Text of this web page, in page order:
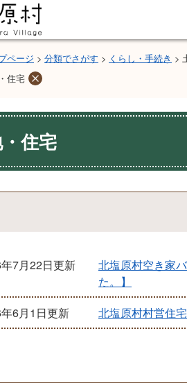
ページ > 分類でさがす > くらし・手続き >
住宅
住宅
7月22日更新
北塩原村空き家
た。】
6月1日更新
北塩原村村営住